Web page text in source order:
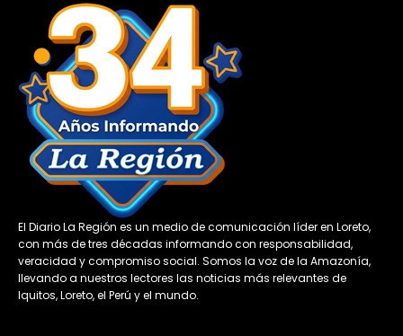
El Diario La Región es un medio de comunicación líder en Loreto,
con más de tres décadas informando con responsabilidad,
veracidad y compromiso social. Somos la voz de la Amazonía,
llevando a nuestros lectores las noticias más relevantes de
Iquitos, Loreto, el Perú y el mundo.